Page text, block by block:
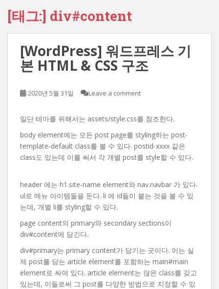
[태그:] div#content
[WordPress] 워드프레스 기
본 HTML & CSS 구조
2020년 5월 31일 Leave a comment
일단 테마를 위해서는 assets/style.css를 참조한다.
body element에는 모든 post page를 styling하는 post-
template-default class를 볼 수 있다. postid-xxxx 같은
class도 있는데 이를 써서 각 개별 post를 style할 수 있다.
header 에는 h1.site-name element와 nav.navbar 가 있다.
ul로 메뉴 아이템들을 둔다. li 에 id들이 붙는 것을 볼 수 있
는데, 개별 li를 styling할 수 있다.
page content의 primary와 secondary sections이
div#content에 담긴다.
div#primary는 primary content가 담기는 곳이다. 이는 실
제 post를 담는 article element를 포함하는 main#main
element로 싸여 있다. article element는 많은 class를 갖고
있는데, 이들로써 그 post를 다양한 방법으로 지정할 수 있